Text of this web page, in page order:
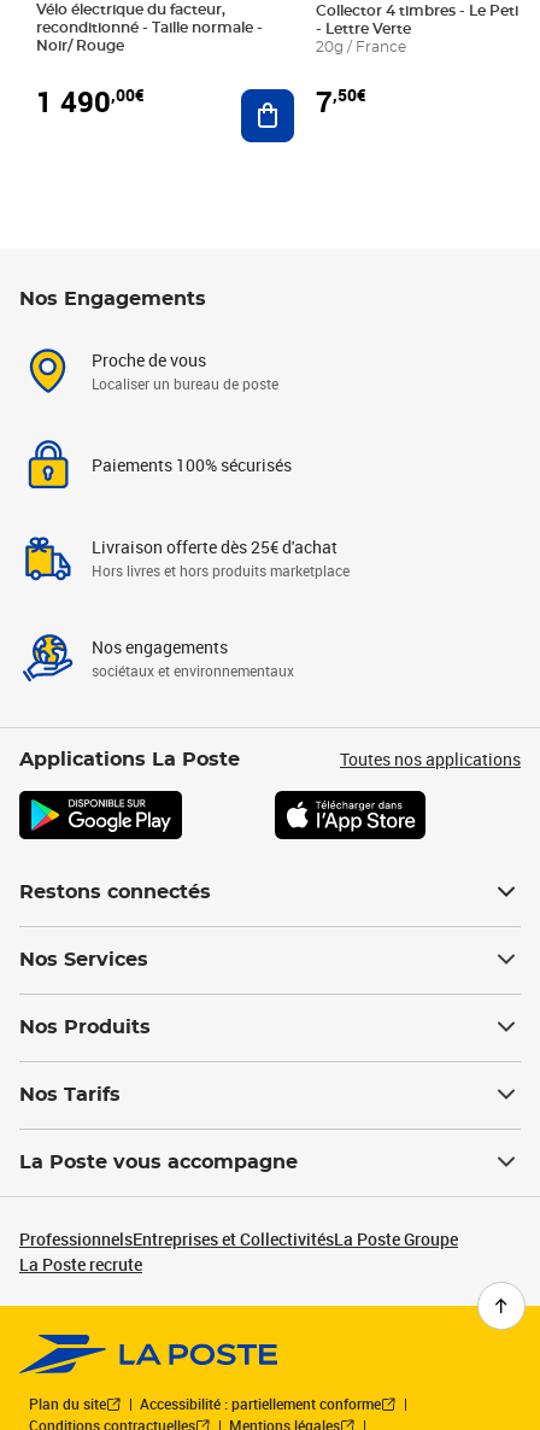
Vélo électrique du facteur,
reconditionné - Taille normale -
Noir/ Rouge
1 490,00€ Ajouter au panier
Collector 4 timbres - Le Petit
- Lettre Verte
20g / France
7,50€
Nos Engagements
Proche de vous
Localiser un bureau de poste
Paiements 100% sécurisés
Livraison offerte dès 25€ d'achat
Hors livres et hors produits marketplace
Nos engagements
sociétaux et environnementaux
Applications La Poste Toutes nos applications
Restons connectés
Nos Services
Nos Produits
Nos Tarifs
La Poste vous accompagne
ProfessionnelsEntreprises et CollectivitésLa Poste Groupe
La Poste recrute
Plan du site
Accessibilité : partiellement conforme
Conditions contractuelles
Mentions légales